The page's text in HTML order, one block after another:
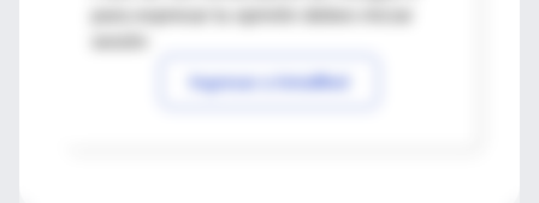
Ingresar a IntraMed